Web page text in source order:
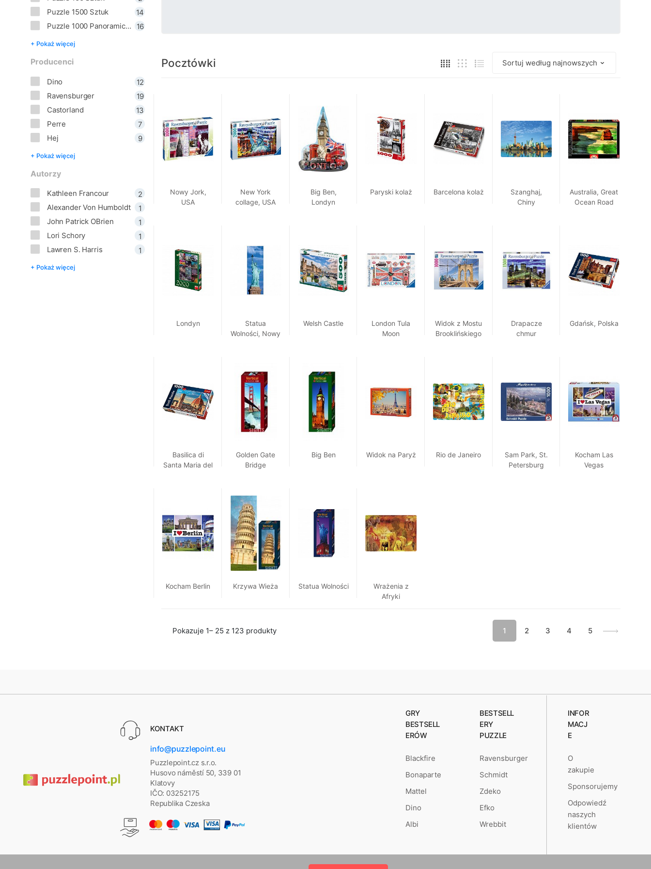
Pocztówki
Nowy Jork,
USA
New York
collage, USA
Big Ben,
Londyn
Paryski kolaż Barcelona kolaż
Szanghaj,
Chiny
Australia, Great
Ocean Road
Londyn
Statua
Wolności, Nowy
Welsh Castle
London Tula
Moon
Widok z Mostu
Brooklińskiego
Drapacze
chmur
Gdańsk, Polska
Basilica di
Santa Maria del
Golden Gate
Bridge
Big Ben Widok na Paryż Rio de Janeiro
Sam Park, St.
Petersburg
Kocham Las
Vegas
Kocham Berlin Krzywa Wieża Statua Wolności
Wrażenia z
Afryki
Pokazuje 1– 25 z 123 produkty 1 2 3 4 5
Puzzle 1500 Sztuk
14
Puzzle 1000 Panoramiczne
16
+ Pokaż więcej
Producenci
Dino
12
Ravensburger
19
Castorland
13
Perre
7
Hej
9
+ Pokaż więcej
Autorzy
Kathleen Francour
2
Alexander Von Humboldt
1
John Patrick OBrien
1
Lori Schory
1
Lawren S. Harris
1
+ Pokaż więcej
KONTAKT
info@puzzlepoint.eu
Puzzlepoint.cz s.r.o.
Husovo náměstí 50, 339 01
Klatovy
IČO: 03252175
Republika Czeska
GRY
BESTSELL
ERÓW
Blackfire
Bonaparte
Mattel
Dino
Albi
BESTSELL
ERY
PUZZLE
Ravensburger
Schmidt
Zdeko
Efko
Wrebbit
INFOR
MACJ
E
O
zakupie
Sponsorujemy
Odpowiedź
naszych
klientów